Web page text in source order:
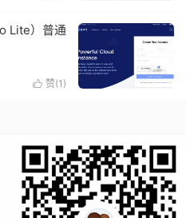
Lite）普通
 赞(1 )